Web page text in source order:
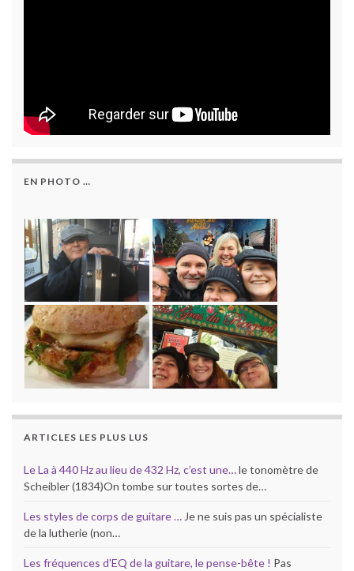
EN PHOTO …
ARTICLES LES PLUS LUS
Le La à 440 Hz au lieu de 432 Hz, c’est une…le tonomètre de
Scheibler (1834)On tombe sur toutes sortes de…
Les styles de corps de guitare … Je ne suis pas un spécialiste
de la lutherie (non…
Les fréquences d’EQ de la guitare, le pense-bête ! Pas